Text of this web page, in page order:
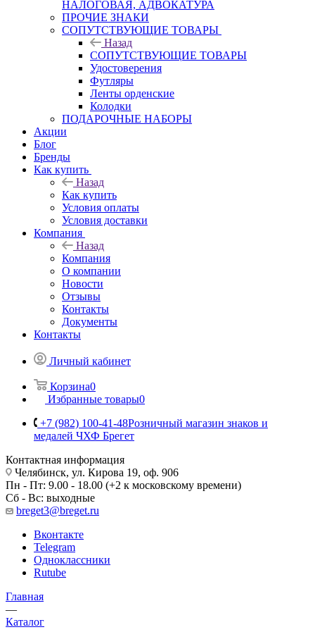
НАЛОГОВАЯ, АДВОКАТУРА
ПРОЧИЕ ЗНАКИ
СОПУТСТВУЮЩИЕ ТОВАРЫ
Назад
СОПУТСТВУЮЩИЕ ТОВАРЫ
Удостоверения
Футляры
Ленты орденские
Колодки
ПОДАРОЧНЫЕ НАБОРЫ
Акции
Блог
Бренды
Как купить
Назад
Как купить
Условия оплаты
Условия доставки
Компания
Назад
Компания
О компании
Новости
Отзывы
Контакты
Документы
Контакты
Личный кабинет
Корзина0
Избранные товары0
+7 (982) 100-41-48Розничный магазин знаков и
медалей ЧХФ Брегет
Контактная информация
Челябинск, ул. Кирова 19, оф. 906
Пн - Пт: 9.00 - 18.00 (+2 к московскому времени)
Сб - Вс: выходные
breget3@breget.ru
Вконтакте
Telegram
Одноклассники
Rutube
Главная
—
Каталог